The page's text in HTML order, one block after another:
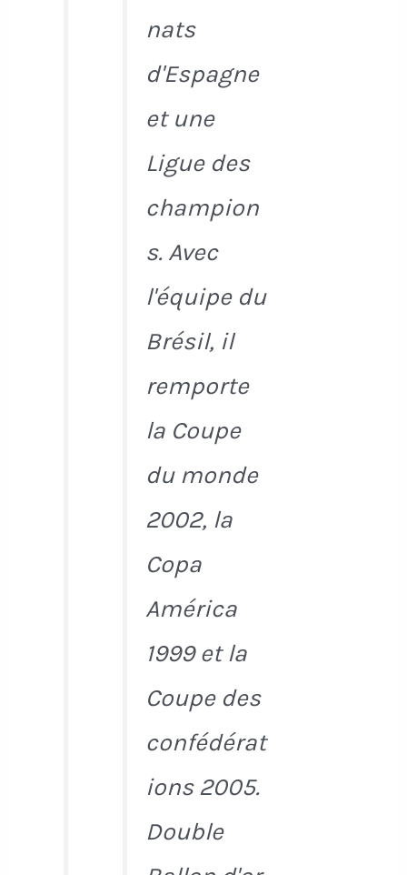
nats
d'Espagne
et une
Ligue des
champion
s. Avec
l'équipe du
Brésil, il
remporte
la Coupe
du monde
2002, la
Copa
América
1999 et la
Coupe des
confédérat
ions 2005.
Double